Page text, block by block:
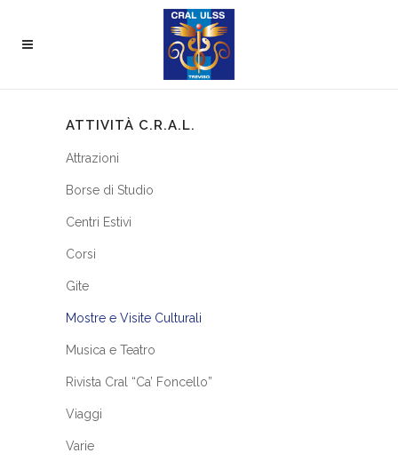
ATTIVITÀ C.R.A.L.
Attrazioni
Borse di Studio
Centri Estivi
Corsi
Gite
Mostre e Visite Culturali
Musica e Teatro
Rivista Cral “Ca’ Foncello”
Viaggi
Varie